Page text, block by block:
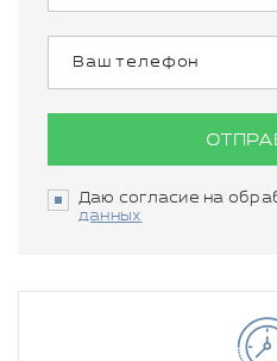
Даю согласие на
данных